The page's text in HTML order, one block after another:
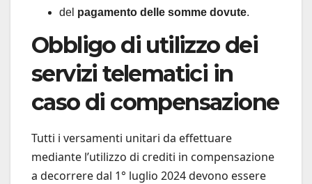
del pagamento delle somme dovute.
Obbligo di utilizzo dei
servizi telematici in
caso di compensazione
Tutti i versamenti unitari da effettuare
mediante l’utilizzo di crediti in compensazione
a decorrere dal 1° luglio 2024 devono essere